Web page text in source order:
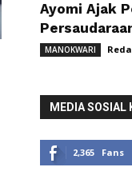
Ayomi Ajak
MANOKWARI
MEDIA SOSIAL
2,365 Fans